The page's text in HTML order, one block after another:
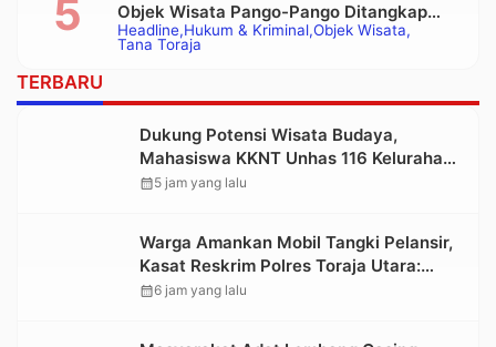
Headline Hukum & Kriminal Objek Wisata
Tana Toraja
Objek Wisata Pango-Pango Ditangkap
Polisi
TERBARU
Dukung Potensi Wisata Budaya,
Mahasiswa KKNT Unhas 116 Kelurahan
Nonongan Utara Pasang Papan
calendar_month5 jam yang lalu
Warga Amankan Mobil Tangki Pelansir,
Kasat Reskrim Polres Toraja Utara:
Proses Hukum Berjalan Transparan
calendar_month6 jam yang lalu